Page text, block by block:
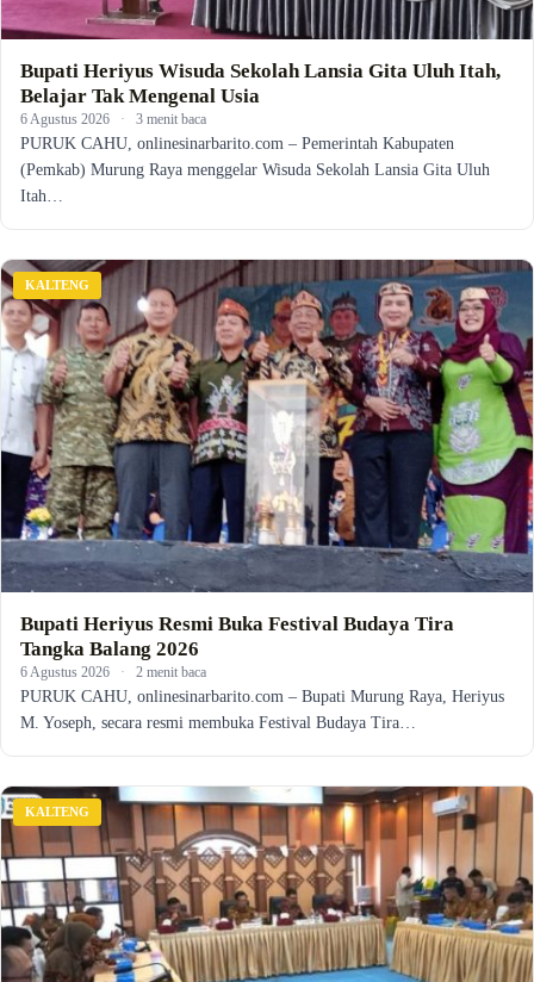
Bupati Heriyus Wisuda Sekolah Lansia Gita Uluh Itah,
Belajar Tak Mengenal Usia
6 Agustus 2026 · 3 menit baca
PURUK CAHU, onlinesinarbarito.com – Pemerintah Kabupaten
(Pemkab) Murung Raya menggelar Wisuda Sekolah Lansia Gita Uluh
Itah…
KALTENG
Bupati Heriyus Resmi Buka Festival Budaya Tira
Tangka Balang 2026
6 Agustus 2026 · 2 menit baca
PURUK CAHU, onlinesinarbarito.com – Bupati Murung Raya, Heriyus
M. Yoseph, secara resmi membuka Festival Budaya Tira…
KALTENG